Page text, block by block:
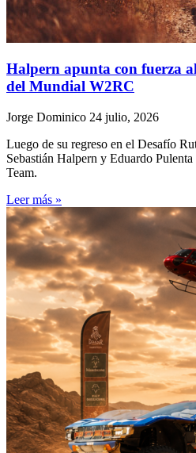
Halpern apunta con fuerza
del Mundial W2RC
Jorge Dominico 24 julio, 2026
Luego de su regreso en el Desafío
Sebastián Halpern y Eduardo
Team.
Leer más »